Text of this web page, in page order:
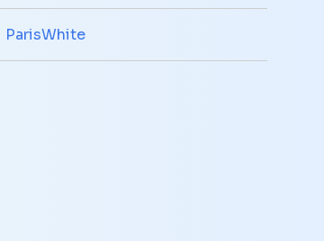
ParisWhite